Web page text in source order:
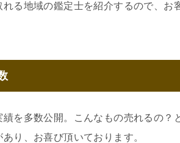
る地域の鑑定士を紹介するので、お
を多数公開。こんなもの売れるの？
り、お喜び頂いております。